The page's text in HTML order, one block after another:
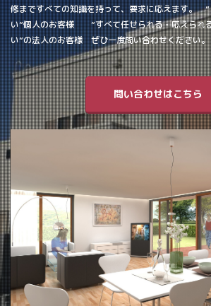
修まですべての知識を持って、要求に応えます。
い”個人のお客様 ”すべて任せられる・応えられ
い”の法人のお客様 ぜひ一度問い合わせください。
問い合わせはこちら